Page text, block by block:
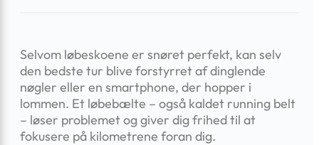
Selvom løbeskoene er snøret perfekt, kan selv
den bedste tur blive forstyrret af dinglende
nøgler eller en smartphone, der hopper i
lommen. Et løbebælte – også kaldet running belt
– løser problemet og giver dig frihed til at
fokusere på kilometrene foran dig.